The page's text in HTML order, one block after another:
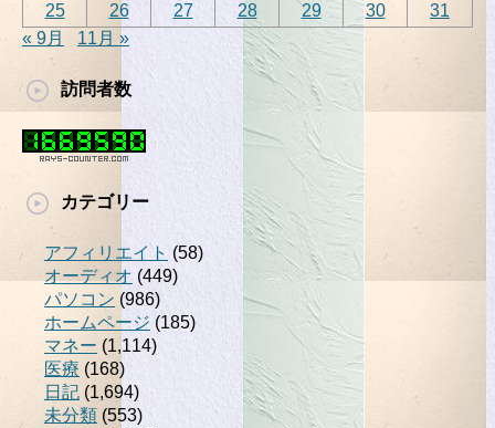
25
26 27 28 29 30
31
« 9月
11月 »
訪問者数
カテゴリー
アフィリエイト (58)
オーディオ (449)
パソコン (986)
ホームページ (185)
マネー (1,114)
医療 (168)
日記 (1,694)
未分類 (553)